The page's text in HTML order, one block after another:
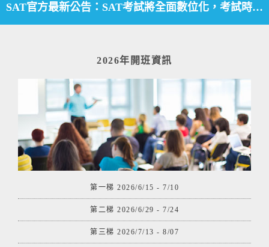
SAT官方最新公告：SAT考試將全面數位化，考試時間縮短為兩小時
2026年開班資訊
第一梯 2026/6/15 - 7/10
第二梯 2026/6/29 - 7/24
第三梯 2026/7/13 - 8/07